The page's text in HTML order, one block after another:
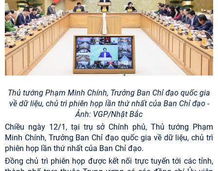
Thủ tướng Phạm Minh Chính, Trưởng Ban Chỉ đạo quốc gia
về dữ liệu, chủ trì phiên họp lần thứ nhất của Ban Chỉ đạo -
Ảnh: VGP/Nhật Bắc
Chiều ngày 12/1, tại trụ sở Chính phủ, Thủ tướng Phạm
Minh Chính, Trưởng Ban Chỉ đạo quốc gia về dữ liệu, chủ trì
phiên họp lần thứ nhất của Ban Chỉ đạo.
Đồng chủ trì phiên họp được kết nối trực tuyến tới các tỉnh,